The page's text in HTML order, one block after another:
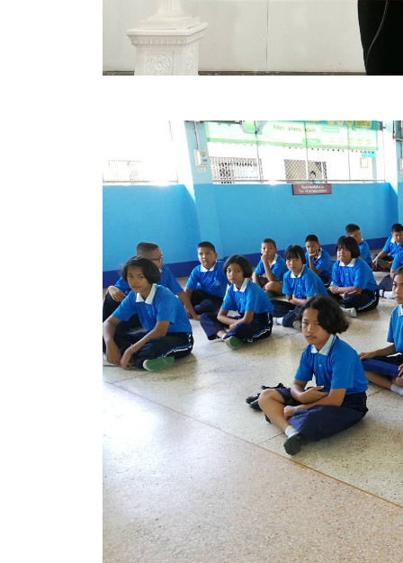
รายงานผลการจัดซื้อจัดจ้างประจำปีงบประมาณ
ประกาศผู้ชนะการเสนอราคา
ประกาศราคากลาง
ประกาศเชิญชวนประกวดราคา (e-bidding)
ยกเลิกประกาศเชิญชวน
ยกเลิกประกาศผู้ชนะ
เปลี่ยนแปลงประกาศผู้ชนะ
เปลี่ยนแปลงประกาศเชิญชวน
ประกาศขายทอดตลาดทรัพย์สินประจำปี
ประกาศกำหนดอายุการใช้งานของสินทรัพย์ขององ